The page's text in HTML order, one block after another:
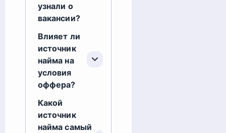
узнали о
вакансии?
Влияет ли
источник
найма на
условия
оффера?
Какой
источник
найма самый